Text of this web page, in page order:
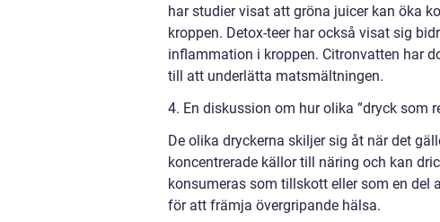
har studier visat att gröna juicer kan öka
kroppen. Detox-teer har också visat sig
inflammation i kroppen. Citronvatten har
till att underlätta matsmältningen.
4. En diskussion om hur olika ”dryck som
De olika dryckerna skiljer sig åt när det
koncentrerade källor till näring och kan
konsumeras som tillskott eller som en del
för att främja övergripande hälsa.